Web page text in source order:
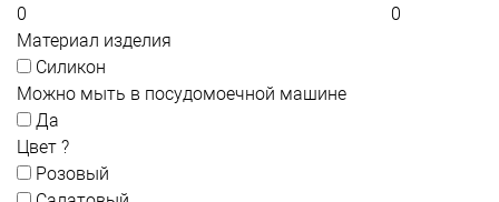
Материал изделия
Силикон
Можно мыть в посудомоечной машине
Да
Цвет ?
Розовый